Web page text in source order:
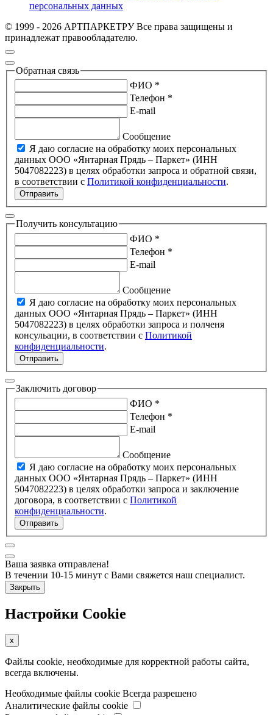
персональных данных
© 1999 - 2026 АРТПАРКЕТРУ Все права защищены и
принадлежат правообладателю.
Обратная связь
ФИО *
Телефон *
E-mail
Сообщение
Я даю согласие на обработку моих персональных
данных ООО «Янтарная Прядь – Паркет» (ИНН
5047082223) в целях обработки запроса и обратной связи,
в соответствии с Политикой конфиденциальности.
Отправить
Получить консультацию
ФИО *
Телефон *
E-mail
Сообщение
Я даю согласие на обработку моих персональных
данных ООО «Янтарная Прядь – Паркет» (ИНН
5047082223) в целях обработки запроса и полченя
консульации, в соответствии с Политикой
конфиденциальности.
Отправить
Заключить договор
ФИО *
Телефон *
E-mail
Сообщение
Я даю согласие на обработку моих персональных
данных ООО «Янтарная Прядь – Паркет» (ИНН
5047082223) в целях обработки запроса и заключение
договора, в соответствии с Политикой
конфиденциальности.
Отправить
Ваша заявка отправлена!
В течении 10-15 минут с Вами свяжется наш специалист.
Закрыть
Настройки Cookie
x
Файлы cookie, необходимые для корректной работы сайта,
всегда включены.
Необходимые файлы cookie Всегда разрешено
Аналитические файлы cookie